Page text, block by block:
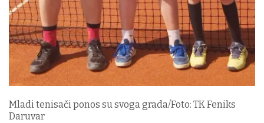
Mladi tenisači ponos su svoga grada/Foto: TK Feniks
Daruvar